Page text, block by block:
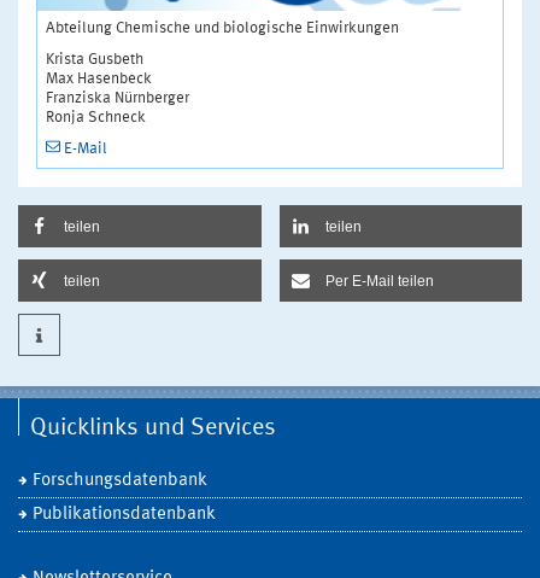
Abteilung Chemische und biologische Einwirkungen
Krista Gusbeth
Max Hasenbeck
Franziska Nürnberger
Ronja Schneck
E-Mail
teilen teilen
teilen Per E-Mail teilen
Quicklinks und Services
Forschungsdatenbank
Publikationsdatenbank